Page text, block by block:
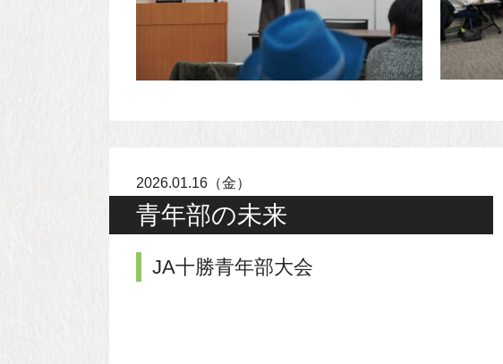
2026.01.16（金）
青年部の未来
JA十勝青年部大会